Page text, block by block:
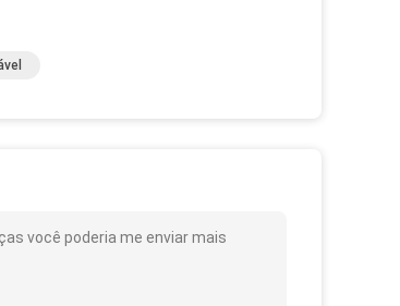
você poderia me enviar mais